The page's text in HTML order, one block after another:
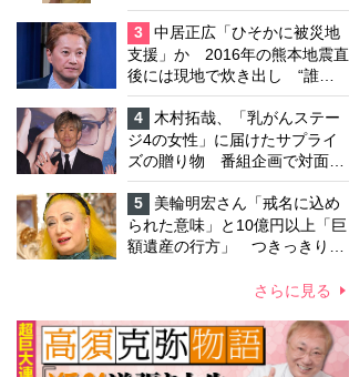
協議は「第二ステージ」へ
3
中居正広「ひそかに被災地
支援」か 2016年の熊本地震直
後には現地で炊き出し “誰に
も知られなくて良い”と、むし
ろ強まる福祉活動への思い
4
木村拓哉、「乳がんステー
ジ4の女性」に届けたサプライ
ズの贈り物 番組企画で対面し
たファンが、夢と希望を与える
心遣いに「うれしくて号泣しま
した」
5
美輪明宏さん「戒名に込め
られた意味」と10億円以上「巨
額遺産の行方」 つきっきりで
さらに見る